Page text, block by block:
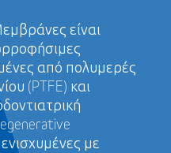
είναι
από πολυμερές
(PTFE) και
με